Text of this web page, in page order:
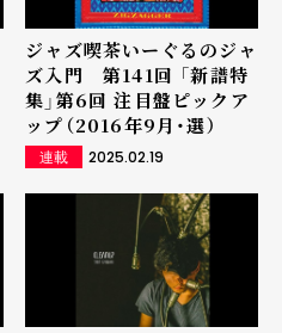
ジャズ喫茶いーぐるのジャ
ズ入門 第141回 「新譜特
集」第6回 注目盤ピックア
ップ（2016年9月・選）
連載 2025.02.19